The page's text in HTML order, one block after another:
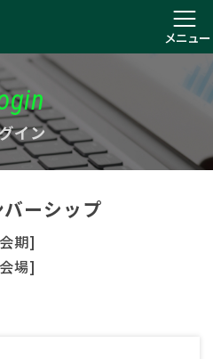
メニュー
イン
ーシップ
期]
場]